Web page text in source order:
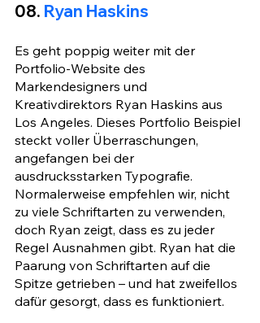
08. Ryan Haskins
Es geht poppig weiter mit der
Portfolio-Website des
Markendesigners und
Kreativdirektors Ryan Haskins aus
Los Angeles. Dieses Portfolio Beispiel
steckt voller Überraschungen,
angefangen bei der
ausdrucksstarken Typografie.
Normalerweise empfehlen wir, nicht
zu viele Schriftarten zu verwenden,
doch Ryan zeigt, dass es zu jeder
Regel Ausnahmen gibt. Ryan hat die
Paarung von Schriftarten auf die
Spitze getrieben – und hat zweifellos
dafür gesorgt, dass es funktioniert.